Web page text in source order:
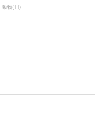
動物(11)